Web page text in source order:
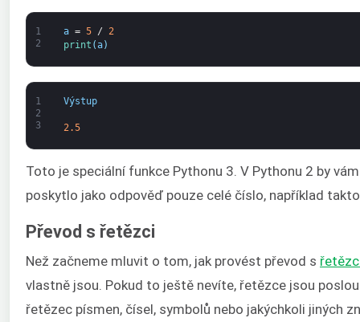
1
2
a = 5 / 2
print (a)
1
2
3
Výstup
2.5
Toto je speciální funkce Pythonu 3. V Pythonu 2 by
poskytlo jako odpověď pouze celé číslo, například
Převod s řetězci
Než začneme mluvit o tom, jak provést převod s
vlastně jsou. Pokud to ještě nevíte, řetězce jsou
řetězec písmen, čísel, symbolů nebo jakýchkoli jiných